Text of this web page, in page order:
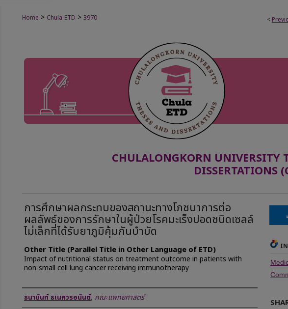
<
Home > Chula-ETD > 3970
CHULALONGKORN UNIVERSITY
DISSERTATIONS
การศึกษาผลกระทบของสถานะทางโภชนาการต่อ
ผลลัพธ์ของการรักษาในผู้ป่วยโรคมะเร็งปอดชนิดเซลล์
ไม่เล็กที่ได้รับยาภูมิคุ้มกันบำบัด
Other Title (Parallel Title in Other Language of ETD)
Impact of nutritional status on treatment outcome in patients with
non-small cell lung cancer receiving immunotherapy
Author
ธนานันท์ ธเนศวรอนันต์, คณะแพทยศาสตร์